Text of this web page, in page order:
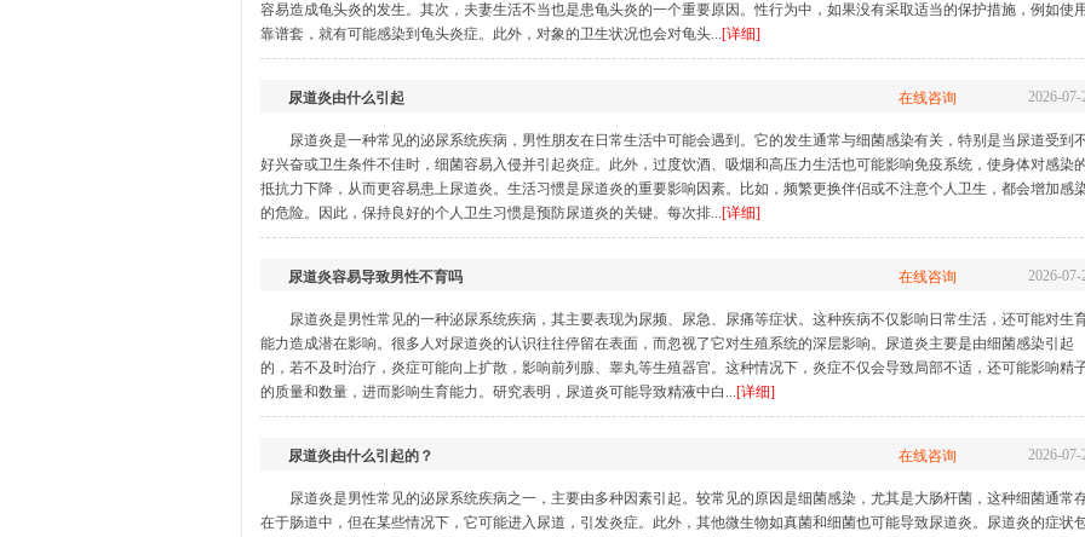
容易造成龟头炎的发生。其次，夫妻生活不当也是患龟头炎的一个重要原因。性行为中，如果没有采取适当的保护措施，例如使用
靠谱套，就有可能感染到龟头炎症。此外，对象的卫生状况也会对龟头...[详细]
尿道炎由什么引起 在线咨询 2026-07-
尿道炎是一种常见的泌尿系统疾病，男性朋友在日常生活中可能会遇到。它的发生通常与细菌感染有关，特别是当尿道受到
好兴奋或卫生条件不佳时，细菌容易入侵并引起炎症。此外，过度饮酒、吸烟和高压力生活也可能影响免疫系统，使身体对感染
抵抗力下降，从而更容易患上尿道炎。生活习惯是尿道炎的重要影响因素。比如，频繁更换伴侣或不注意个人卫生，都会增加感
的危险。因此，保持良好的个人卫生习惯是预防尿道炎的关键。每次排...[详细]
尿道炎容易导致男性不育吗 在线咨询 2026-07-
尿道炎是男性常见的一种泌尿系统疾病，其主要表现为尿频、尿急、尿痛等症状。这种疾病不仅影响日常生活，还可能对生
能力造成潜在影响。很多人对尿道炎的认识往往停留在表面，而忽视了它对生殖系统的深层影响。尿道炎主要是由细菌感染引起
的，若不及时治疗，炎症可能向上扩散，影响前列腺、睾丸等生殖器官。这种情况下，炎症不仅会导致局部不适，还可能影响精
的质量和数量，进而影响生育能力。研究表明，尿道炎可能导致精液中白...[详细]
尿道炎由什么引起的？ 在线咨询 2026-07-
尿道炎是男性常见的泌尿系统疾病之一，主要由多种因素引起。较常见的原因是细菌感染，尤其是大肠杆菌，这种细菌通常
在于肠道中，但在某些情况下，它可能进入尿道，引发炎症。此外，其他微生物如真菌和细菌也可能导致尿道炎。尿道炎的症状